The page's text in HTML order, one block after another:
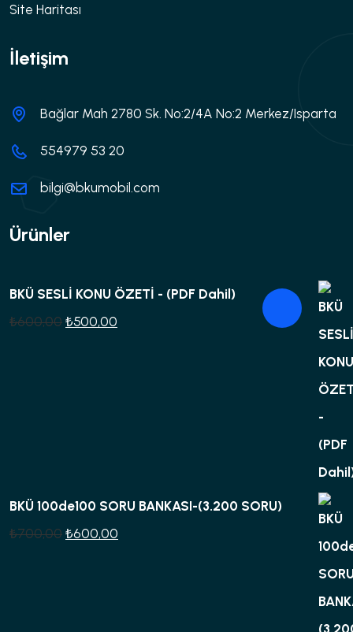
Site Haritası
İletişim
Bağlar Mah 2780 Sk. No:2/4A No:2 Merkez/Isparta
554979 53 20
bilgi@bkumobil.com
Ürünler
BKÜ SESLİ KONU ÖZETİ - (PDF Dahil)
₺600,00 Orijinal
₺500,00
BKÜ 100de100 SORU BANKASI-(3.200 SORU)
₺700,00 Orijinal
₺600,00